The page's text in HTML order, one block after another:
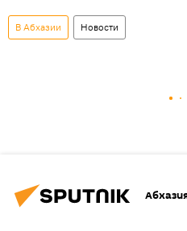
В Абхазии Новости